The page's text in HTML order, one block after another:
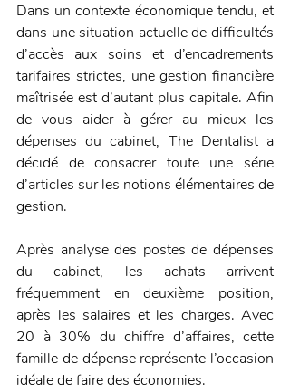
Dans un contexte économique tendu, et
dans une situation actuelle de difficultés
d’accès aux soins et d’encadrements
tarifaires strictes, une gestion financière
maîtrisée est d’autant plus capitale. Afin
de vous aider à gérer au mieux les
dépenses du cabinet, The Dentalist a
décidé de consacrer toute une série
d’articles sur les notions élémentaires de
gestion.
Après analyse des postes de dépenses
du cabinet, les achats arrivent
fréquemment en deuxième position,
après les salaires et les charges. Avec
20 à 30% du chiffre d’affaires, cette
famille de dépense représente l’occasion
idéale de faire des économies.